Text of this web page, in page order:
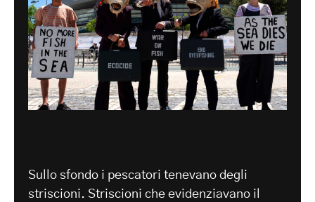
Sullo sfondo i pescatori tenevano degli
striscioni. Striscioni che evidenziavano il